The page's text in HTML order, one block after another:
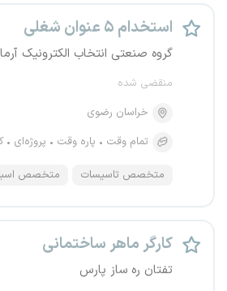
استخدام ۵ عنوان شغلی
گروه صنعتی انتخاب الکترونیک
منقضی شده
خراسان رضوی
تمام وقت
پاره وقت پروژه‌ای
متخصص تاسیسات متخصص
کارگر ماهر ساختمانی
تفتان ره ساز پارس